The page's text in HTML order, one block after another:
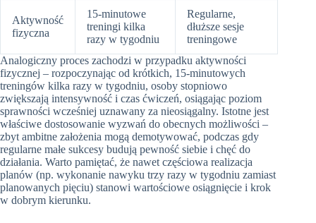
Aktywność
fizyczna
15-minutowe
treningi kilka
razy w tygodniu
Regularne,
dłuższe sesje
treningowe
Analogiczny proces zachodzi w przypadku aktywności
fizycznej – rozpoczynając od krótkich, 15-minutowych
treningów kilka razy w tygodniu, osoby stopniowo
zwiększają intensywność i czas ćwiczeń, osiągając poziom
sprawności wcześniej uznawany za nieosiągalny. Istotne jest
właściwe dostosowanie wyzwań do obecnych możliwości –
zbyt ambitne założenia mogą demotywować, podczas gdy
regularne małe sukcesy budują pewność siebie i chęć do
działania. Warto pamiętać, że nawet częściowa realizacja
planów (np. wykonanie nawyku trzy razy w tygodniu zamiast
planowanych pięciu) stanowi wartościowe osiągnięcie i krok
w dobrym kierunku.